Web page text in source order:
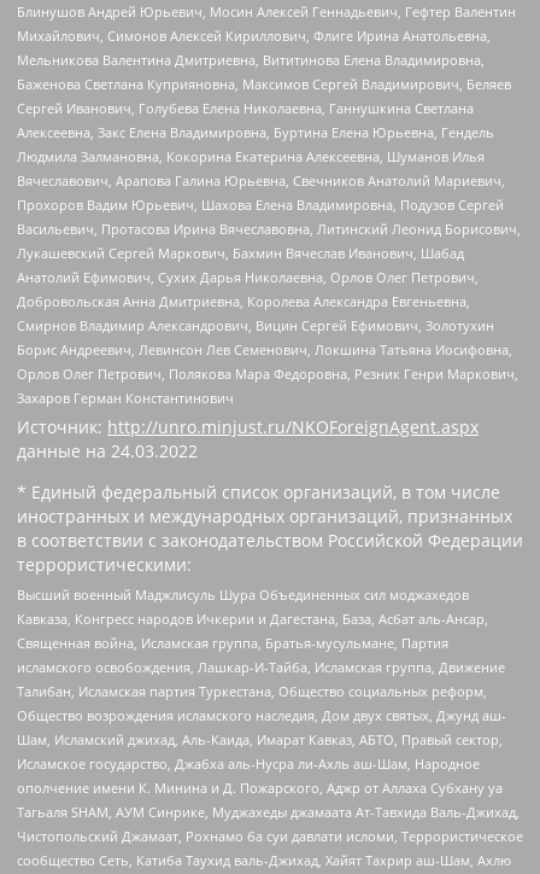
Блинушов Андрей Юрьевич, Мосин Алексей Геннадьевич, Гефтер Валентин
Михайлович, Симонов Алексей Кириллович, Флиге Ирина Анатольевна,
Мельникова Валентина Дмитриевна, Вититинова Елена Владимировна,
Баженова Светлана Куприяновна, Максимов Сергей Владимирович, Беляев
Сергей Иванович, Голубева Елена Николаевна, Ганнушкина Светлана
Алексеевна, Закс Елена Владимировна, Буртина Елена Юрьевна, Гендель
Людмила Залмановна, Кокорина Екатерина Алексеевна, Шуманов Илья
Вячеславович, Арапова Галина Юрьевна, Свечников Анатолий Мариевич,
Прохоров Вадим Юрьевич, Шахова Елена Владимировна, Подузов Сергей
Васильевич, Протасова Ирина Вячеславовна, Литинский Леонид Борисович,
Лукашевский Сергей Маркович, Бахмин Вячеслав Иванович, Шабад
Анатолий Ефимович, Сухих Дарья Николаевна, Орлов Олег Петрович,
Добровольская Анна Дмитриевна, Королева Александра Евгеньевна,
Смирнов Владимир Александрович, Вицин Сергей Ефимович, Золотухин
Борис Андреевич, Левинсон Лев Семенович, Локшина Татьяна Иосифовна,
Орлов Олег Петрович, Полякова Мара Федоровна, Резник Генри Маркович,
Захаров Герман Константинович
Источник: http://unro.minjust.ru/NKOForeignAgent.aspx
данные на 24.03.2022
* Единый федеральный список организаций, в том числе
иностранных и международных организаций, признанных
в соответствии с законодательством Российской Федерации
террористическими:
Высший военный Маджлисуль Шура Объединенных сил моджахедов
Кавказа, Конгресс народов Ичкерии и Дагестана, База, Асбат аль-Ансар,
Священная война, Исламская группа, Братья-мусульмане, Партия
исламского освобождения, Лашкар-И-Тайба, Исламская группа, Движение
Талибан, Исламская партия Туркестана, Общество социальных реформ,
Общество возрождения исламского наследия, Дом двух святых, Джунд аш-
Шам, Исламский джихад, Аль-Каида, Имарат Кавказ, АБТО, Правый сектор,
Исламское государство, Джабха аль-Нусра ли-Ахль аш-Шам, Народное
ополчение имени К. Минина и Д. Пожарского, Аджр от Аллаха Субхану уа
Тагьаля SHAM, АУМ Синрике, Муджахеды джамаата Ат-Тавхида Валь-Джихад,
Чистопольский Джамаат, Рохнамо ба суи давлати исломи, Террористическое
сообщество Сеть, Катиба Таухид валь-Джихад, Хайят Тахрир аш-Шам, Ахлю